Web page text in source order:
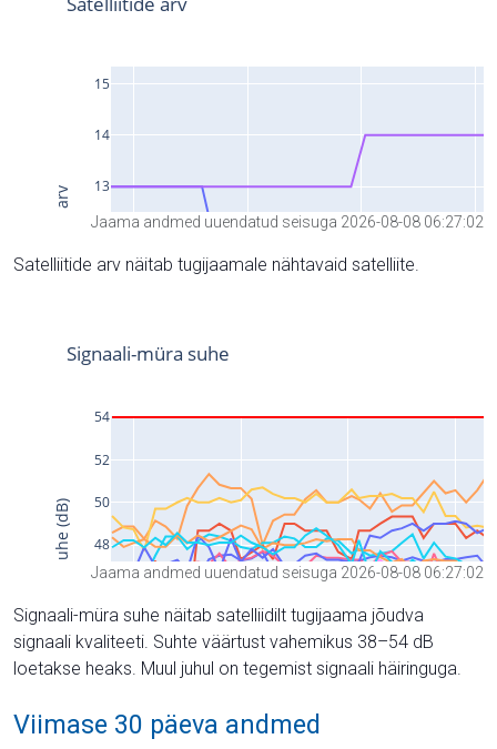
Jaama andmed uuendatud seisuga 2026-08-08 06:27:02
Satelliitide arv näitab tugijaamale nähtavaid satelliite.
Jaama andmed uuendatud seisuga 2026-08-08 06:27:02
Signaali-müra suhe näitab satelliidilt tugijaama jõudva
signaali kvaliteeti. Suhte väärtust vahemikus 38–54 dB
loetakse heaks. Muul juhul on tegemist signaali häiringuga.
Viimase 30 päeva andmed